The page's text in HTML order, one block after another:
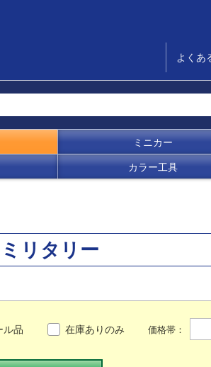
よくあ
ミニカー
カラー工具
ミリタリー
ル品 在庫ありのみ 価格帯：